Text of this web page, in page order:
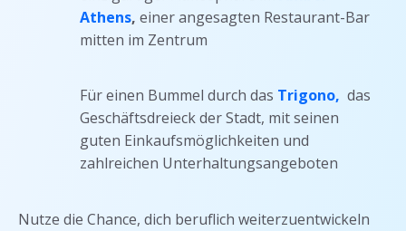
Athens, einer angesagten Restaurant-Bar
mitten im Zentrum
Für einen Bummel durch das Trigono, das
Geschäftsdreieck der Stadt, mit seinen
guten Einkaufsmöglichkeiten und
zahlreichen Unterhaltungsangeboten
Nutze die Chance, dich beruflich weiterzuentwickeln